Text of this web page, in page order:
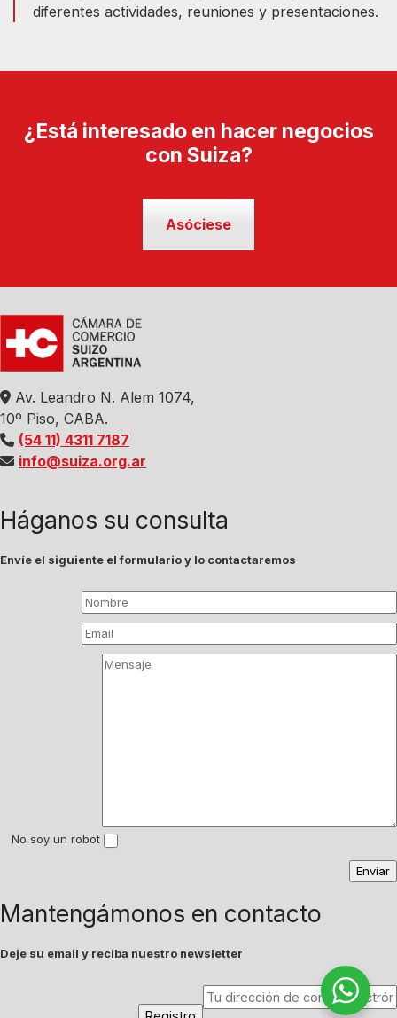
diferentes actividades, reuniones y presentaciones.
¿Está interesado en hacer negocios
con Suiza?
Asóciese
Av. Leandro N. Alem 1074,
10º Piso, CABA.
(54 11) 4311 7187
info@suiza.org.ar
Háganos su consulta
Envíe el siguiente el formulario y lo contactaremos
No soy un robot
Mantengámonos en contacto
Deje su email y reciba nuestro newsletter